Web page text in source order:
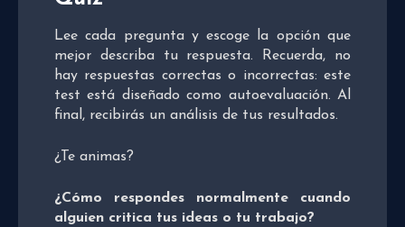
Lee cada pregunta y escoge la opción que
mejor describa tu respuesta. Recuerda, no
hay respuestas correctas o incorrectas: este
test está diseñado como autoevaluación. Al
final, recibirás un análisis de tus resultados.
¿Te animas?
¿Cómo respondes normalmente cuando
alguien critica tus ideas o tu trabajo?